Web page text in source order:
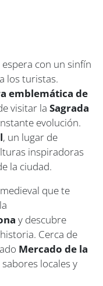
con un sinfín
los turistas.
emblemática de
visitar la Sagrada
evolución.
, un lugar de
inspiradoras
la ciudad.
que te
y descubre
Cerca de
Mercado de la
locales y